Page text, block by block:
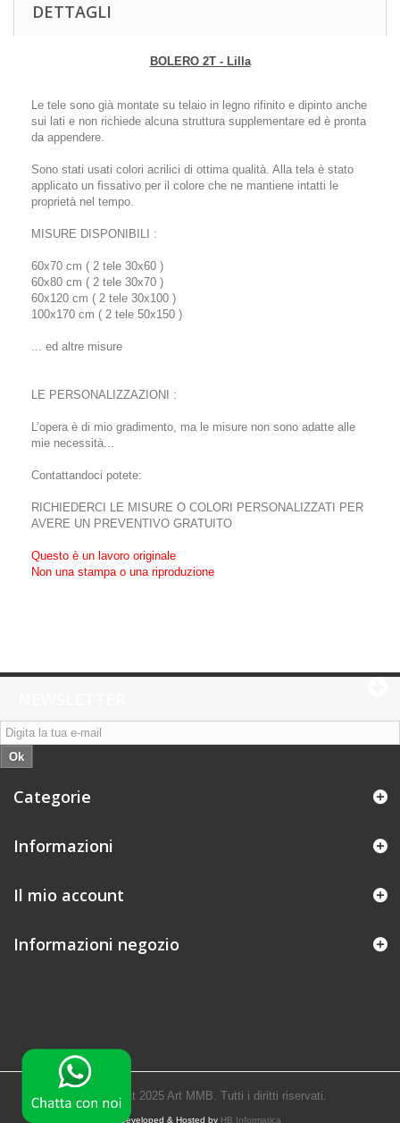
DETTAGLI
BOLERO 2T - Lilla
Le tele sono già montate su telaio in legno rifinito e dipinto anche
sui lati e non richiede alcuna struttura supplementare ed è pronta
da appendere.
Sono stati usati colori acrilici di ottima qualità. Alla tela è stato
applicato un fissativo per il colore che ne mantiene intatti le
proprietà nel tempo.
MISURE DISPONIBILI :
60x70 cm ( 2 tele 30x60 )
60x80 cm ( 2 tele 30x70 )
60x120 cm ( 2 tele 30x100 )
100x170 cm ( 2 tele 50x150 )
... ed altre misure
LE PERSONALIZZAZIONI :
L’opera è di mio gradimento, ma le misure non sono adatte alle
mie necessità...
Contattandoci potete:
RICHIEDERCI LE MISURE O COLORI PERSONALIZZATI PER
AVERE UN PREVENTIVO GRATUITO
Questo è un lavoro originale
Non una stampa o una riproduzione
Ok
Categorie
Informazioni
Il mio account
Informazioni negozio
© Copyright 2025 Art MMB. Tutti i diritti riservati.
Developed & Hosted by HB Informatica